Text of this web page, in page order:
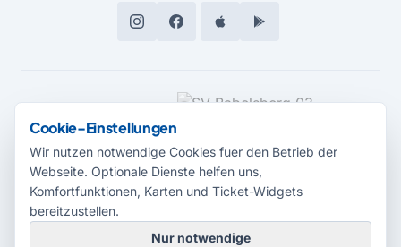
MEDIENPARTNER
Cookie-Einstellungen
Wir nutzen notwendige Cookies fuer den Betrieb der
Webseite. Optionale Dienste helfen uns,
Komfortfunktionen, Karten und Ticket-Widgets
bereitzustellen.
Nur notwendige